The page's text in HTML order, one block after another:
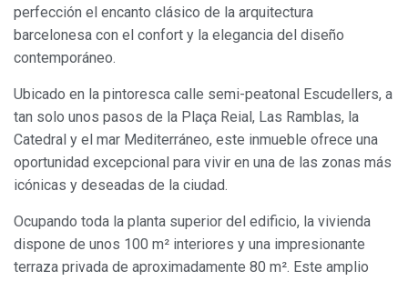
perfección el encanto clásico de la arquitectura
barcelonesa con el confort y la elegancia del diseño
contemporáneo.
Ubicado en la pintoresca calle semi-peatonal Escudellers, a
tan solo unos pasos de la Plaça Reial, Las Ramblas, la
Catedral y el mar Mediterráneo, este inmueble ofrece una
oportunidad excepcional para vivir en una de las zonas más
icónicas y deseadas de la ciudad.
Ocupando toda la planta superior del edificio, la vivienda
dispone de unos 100 m² interiores y una impresionante
terraza privada de aproximadamente 80 m². Este amplio